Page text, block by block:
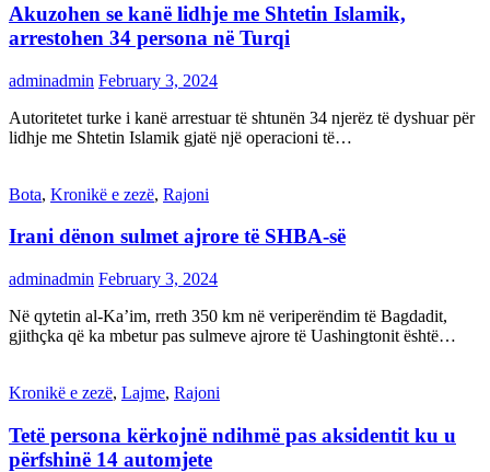
Akuzohen se kanë lidhje me Shtetin Islamik,
arrestohen 34 persona në Turqi
adminadmin February 3, 2024
Autoritetet turke i kanë arrestuar të shtunën 34 njerëz të dyshuar për
lidhje me Shtetin Islamik gjatë një operacioni të…
Bota, Kronikë e zezë, Rajoni
Irani dënon sulmet ajrore të SHBA-së
adminadmin February 3, 2024
Në qytetin al-Ka’im, rreth 350 km në veriperëndim të Bagdadit,
gjithçka që ka mbetur pas sulmeve ajrore të Uashingtonit është…
Kronikë e zezë, Lajme, Rajoni
Tetë persona kërkojnë ndihmë pas aksidentit ku u
përfshinë 14 automjete